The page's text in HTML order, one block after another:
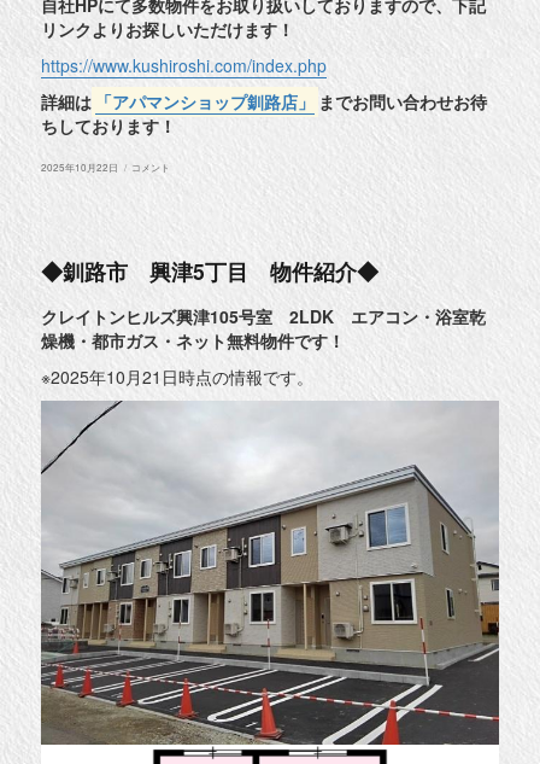
自社HPにて多数物件をお取り扱いしておりますので、下記
リンクよりお探しいただけます！
https://www.kushiroshi.com/index.php
詳細は 「アパマンショップ釧路店」 までお問い合わせお待
ちしております！
投
2025年10月22日
◆
大
丁
目
物
件
紹
介
コメント
◆釧路市 興津5丁目 物件紹介◆
クレイトンヒルズ興津105号室 2LDK エアコン・浴室乾
燥機・都市ガス・ネット無料物件です！
※2025年10月21日時点の情報です。